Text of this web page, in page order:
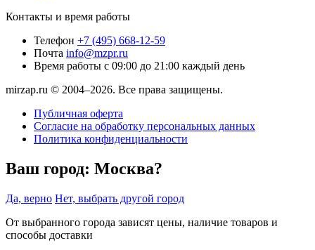
Контакты и время работы
Телефон +7 (495) 668-12-59
Почта info@mzpr.ru
Время работы с 09:00 до 21:00 каждый день
mirzap.ru © 2004–2026. Все права защищены.
Публичная оферта
Согласие на обработку персональных данных
Политика конфиденциальности
Ваш город: Москва?
Да, верно Нет, выбрать другой город
От выбранного города зависят цены, наличие товаров и
способы доставки